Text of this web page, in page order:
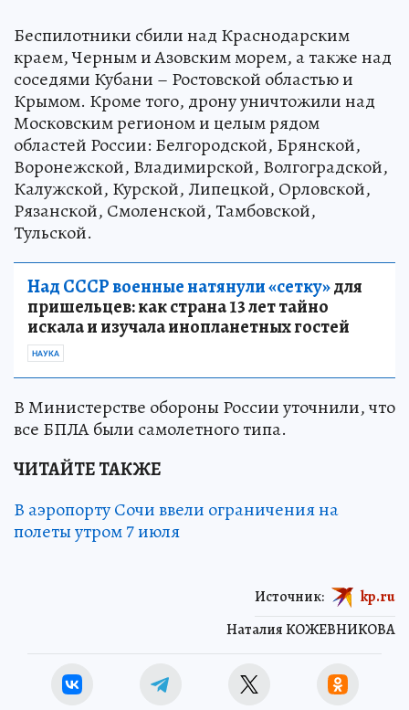
Беспилотники сбили над Краснодарским
краем, Черным и Азовским морем, а также над
соседями Кубани – Ростовской областью и
Крымом. Кроме того, дрону уничтожили над
Московским регионом и целым рядом
областей России: Белгородской, Брянской,
Воронежской, Владимирской, Волгоградской,
Калужской, Курской, Липецкой, Орловской,
Рязанской, Смоленской, Тамбовской,
Тульской.
Над СССР военные натянули «сетку»для
пришельцев: как страна 13 лет тайно
искала и изучала инопланетных гостей
НАУКА
В Министерстве обороны России уточнили, что
все БПЛА были самолетного типа.
ЧИТАЙТЕ ТАКЖЕ
В аэропорту Сочи ввели ограничения на
полеты утром 7 июля
Наталия КОЖЕВНИКОВА
Источник: kp.ru